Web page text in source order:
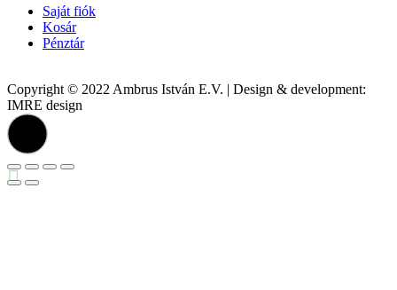
Saját fiók
Kosár
Pénztár
Copyright © 2022 Ambrus István E.V. | Design & development:
IMRE design